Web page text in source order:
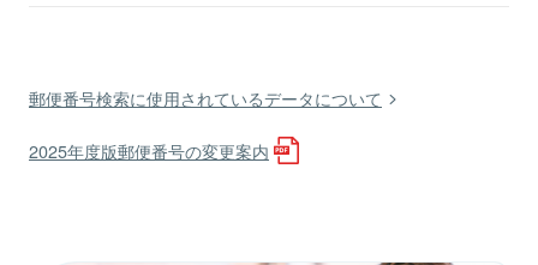
郵便番号検索に使用されているデータについて
2025年度版郵便番号の変更案内